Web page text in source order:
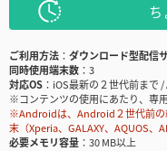
ち
ご利用方法
ダウンロード型配信
同時使用端末数
3
対応OS
iOS最新の２世代前まで
※コンテンツの使用にあたり、専
※Androidは、Android２世代前の
末（Xperia、GALAXY、AQUOS、
必要メモリ容量
30 MB以上